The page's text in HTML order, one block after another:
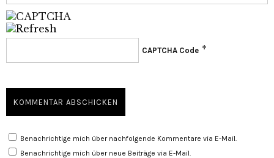
CAPTCHA Code *
Benachrichtige mich über nachfolgende Kommentare via E-Mail.
Benachrichtige mich über neue Beiträge via E-Mail.